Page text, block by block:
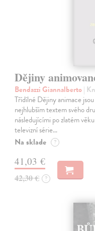
Dějiny
Bendazzi Giannalberto|
Třídílné Dějiny animace
nejhlubším textem svého
následujícími po zlatém
televizní série…
Na sklade ?
41,03 €
42,30 € ?